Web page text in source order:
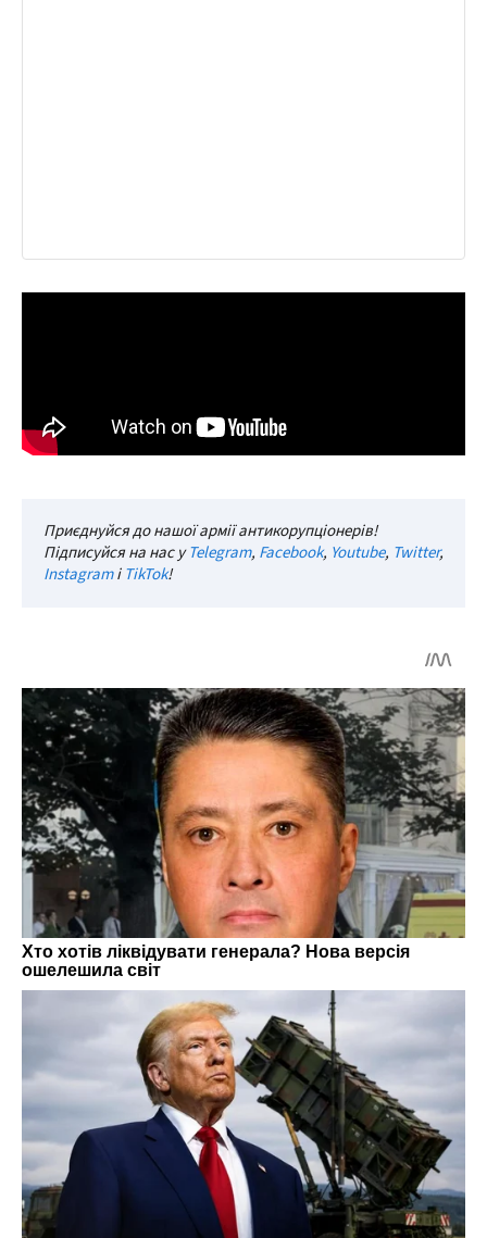
Приєднуйся до нашої армії антикорупціонерів!
Підписуйся на нас уTelegram, Facebook, Youtube, Twitter,
InstagramіTikTok!